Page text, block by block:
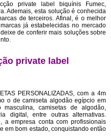
private label biquínis Fumec,
Ademais, esta solução é conhecida
de terceiros. Afinal, é o melhor
já estabelecidas no mercado
de conferir mais soluções sobre
private label
PERSONALIZADAS, com a 4m
o de camiseta algodão egípcio em
camisetas de algodão,
digital, entre outras alternativas.
a empresa conta com profissionais
em bom estado, conquistando então